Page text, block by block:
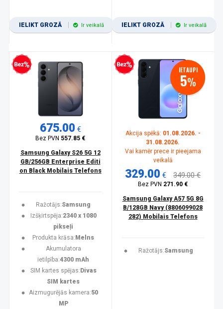
IELIKT GROZĀ Ir veikalā IELIKT GROZĀ Ir veikalā
kredīts
675.00 €
Bez PVN 557.85 €
Samsung Galaxy S26 5G 12
GB/256GB Enterprise Editi
on Black Mobilais Telefons
Ražotājs:Samsung
Izšķirtspēja:2340 x 1080
pikseļi
Produkta krāsa: Melns
Akumulatora
ietilpība:4300 mAh
SIM kartes spējas: Divas
SIM kartes
Aizmugurējās kamera:50
MP
Bezprocentu kredīts IETAUPI
5%
Akcija spēkā: 01.08.2026. -
31.08.2026.
Vai kamēr prece ir pieejama
veikalā
329.00 € 349.00 €
Bez PVN 271.90 €
Samsung Galaxy A57 5G 8G
B/128GB Navy (8806099028
282) Mobilais Telefons
Ražotājs:Samsung